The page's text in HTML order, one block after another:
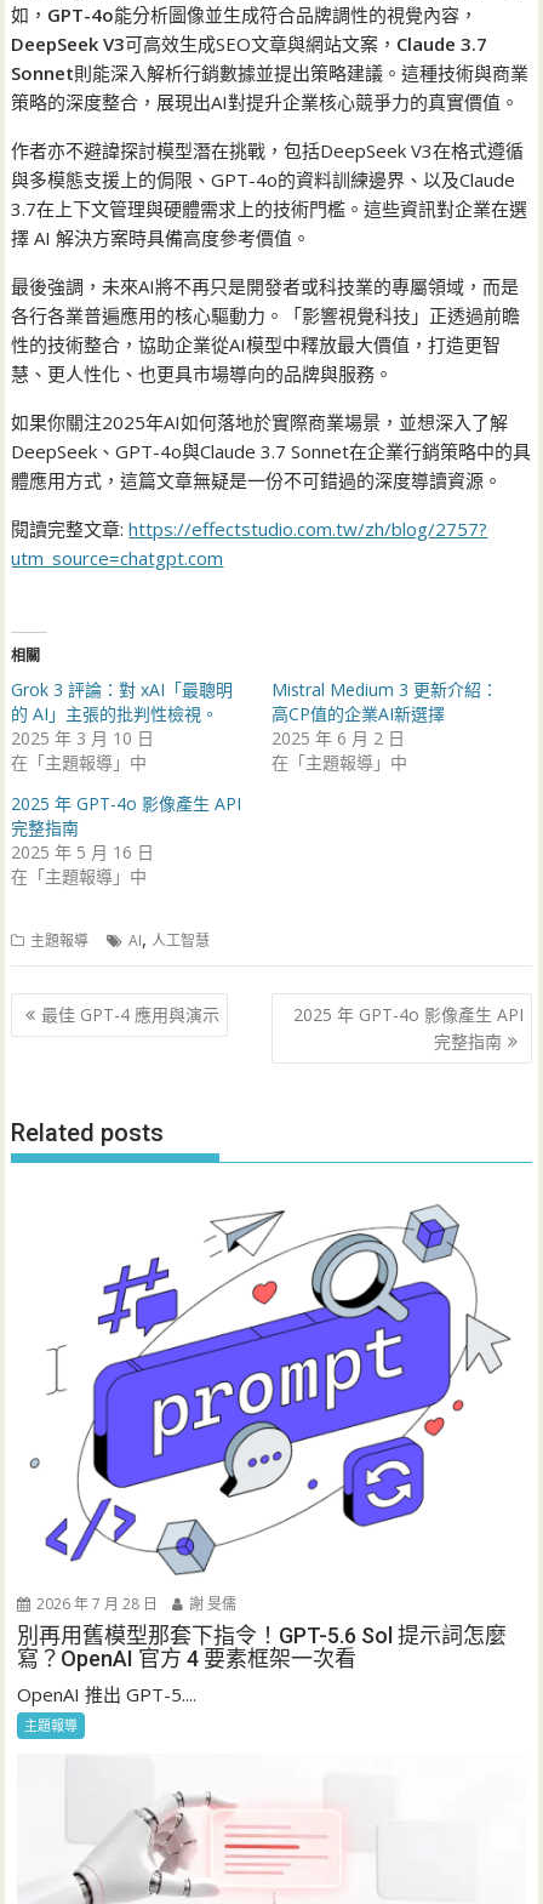
如， GPT-4o能分析圖像並生成符合品牌調性的視覺內容，
DeepSeek V3可高效生成SEO文章與網站文案， Claude 3.7
Sonnet則能深入解析行銷數據並提出策略建議。這種技術與商業
策略的深度整合，展現出AI對提升企業核心競爭力的真實價值。
作者亦不避諱探討模型潛在挑戰，包括DeepSeek V3在格式遵循
與多模態支援上的侷限、GPT-4o的資料訓練邊界、以及Claude
3.7在上下文管理與硬體需求上的技術門檻。這些資訊對企業在選
擇 AI 解決方案時具備高度參考價值。
最後強調，未來AI將不再只是開發者或科技業的專屬領域，而是
各行各業普遍應用的核心驅動力。「影響視覺科技」正透過前瞻
性的技術整合，協助企業從AI模型中釋放最大價值，打造更智
慧、更人性化、也更具市場導向的品牌與服務。
如果你關注2025年AI如何落地於實際商業場景，並想深入了解
DeepSeek、GPT-4o與Claude 3.7 Sonnet在企業行銷策略中的具
體應用方式，這篇文章無疑是一份不可錯過的深度導讀資源。
閱讀完整文章:https://effectstudio.com.tw/zh/blog/2757?
utm_source=chatgpt.com
相關
Grok 3 評論：對 xAI「最聰明
的 AI」主張的批判性檢視。
2025 年 3 月 10 日
在「主題報導」中
Mistral Medium 3 更新介紹：
高CP值的企業AI新選擇
2025 年 6 月 2 日
在「主題報導」中
2025 年 GPT-4o 影像產生 API
完整指南
2025 年 5 月 16 日
在「主題報導」中
主題報導 AI, 人工智慧
文
章
最佳 GPT-4 應用與演示
2025 年 GPT-4o 影像產生 API
完整指南
Related posts
2026 年 7 月 28 日 謝 旻儒
別再用舊模型那套下指令！GPT-5.6 Sol 提示詞怎麼
寫？OpenAI 官方 4 要素框架一次看
OpenAI 推出 GPT-5....
主題報導